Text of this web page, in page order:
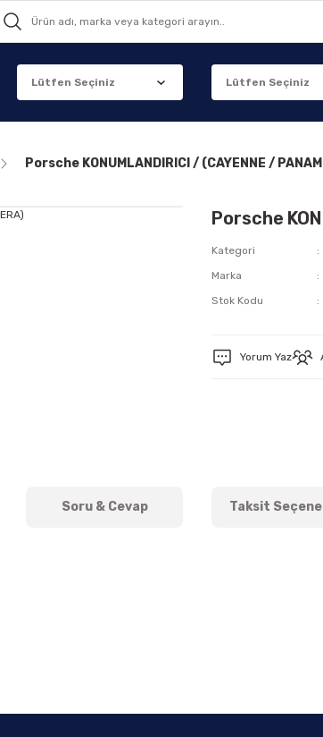
Porsche KONUMLANDIRICI / (CAYENNE /
Porsche
Kategori
Marka
Stok Kodu
Yorum Yaz
Soru & Cevap Taksit